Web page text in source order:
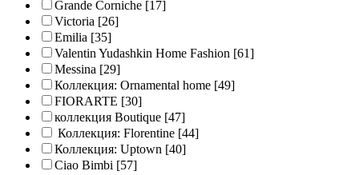
Grande Corniche [17]
Victoria [26]
Emilia [35]
Valentin Yudashkin Home Fashion [61]
Messina [29]
Коллекция: Ornamental home [49]
FIORARTE [30]
коллекция Boutique [47]
Коллекция: Florentine [44]
Коллекция: Uptown [40]
Ciao Bimbi [57]